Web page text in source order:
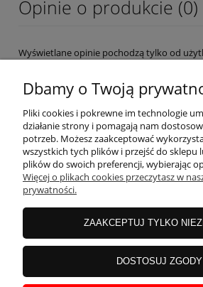
Opinie o produkcie (0)
Wyświetlane opinie pochodzą tylko od
OBSŁUGA
MOJE KONTO
INFORMACJE
Dbamy o Twoją
Pliki cookies i pokrewne im technologie
działanie strony i pomagają nam
potrzeb. Możesz zaakceptować
wszystkich tych plików i przejść do sklepu
plików do swoich preferencji, wybierając
Więcej o plikach cookies przeczytasz w
prywatności.
ZAAKCEPTUJ TYLKO
DOSTOSUJ ZGODY